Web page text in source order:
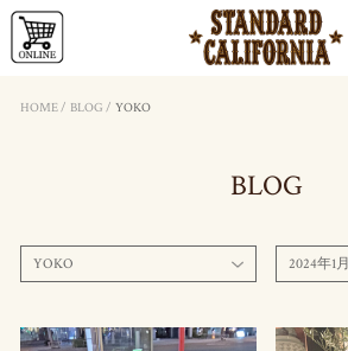
HOME/ BLOG / YOKO
BLOG
YOKO 2024年1月